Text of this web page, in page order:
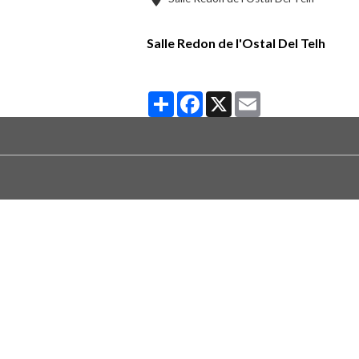
Salle Redon de l'Ostal Del Telh
PartagerFacebook
X